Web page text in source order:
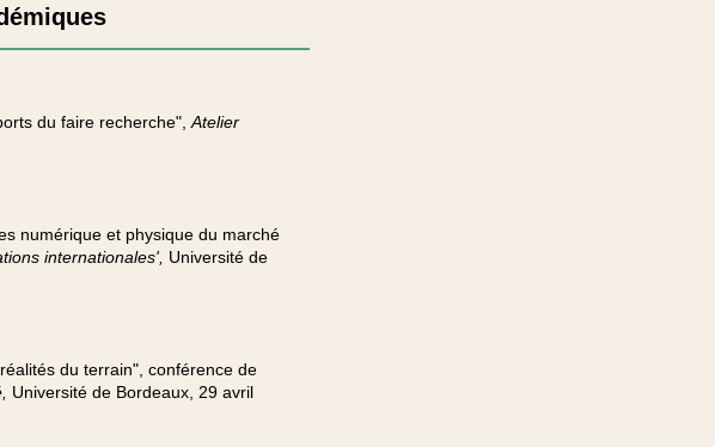
du faire recherche", Atelier
numérique et physique du marché
internationales', Université de
du terrain", conférence de
Université de Bordeaux, 29 avril